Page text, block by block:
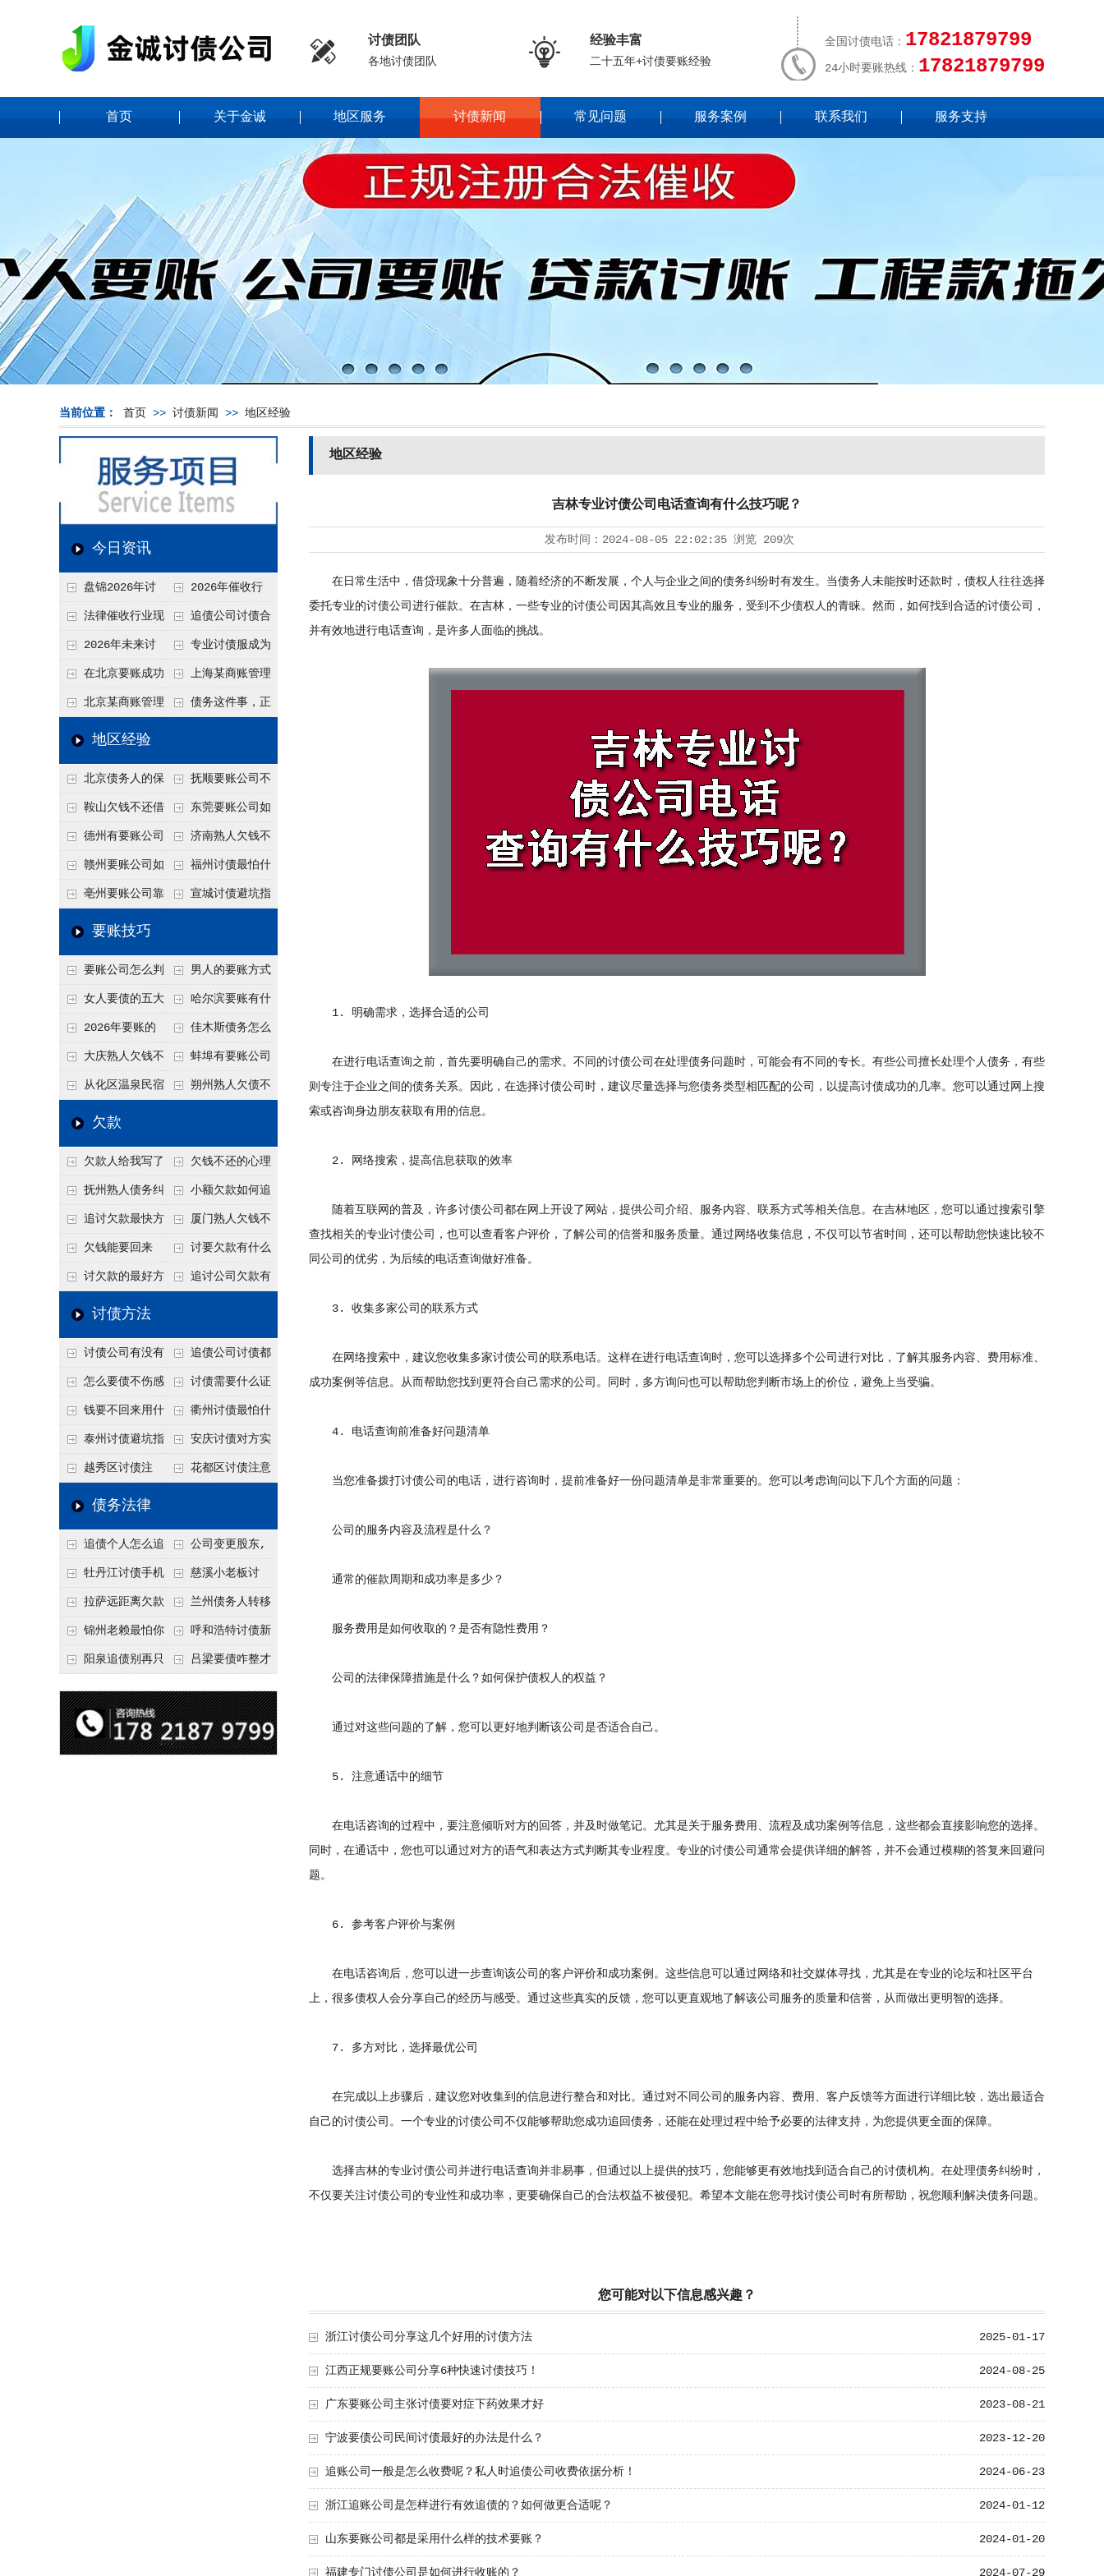
 讨债团队
各地讨债团队  经验丰富
二十五年+讨债要账经验
全国讨债电话： 17821879799
24小时要账热线： 17821879799
首页 关于金诚 地区服务 讨债新闻 常见问题 服务案例 联系我们 服务支持
当前位置： 首页 >> 讨债新闻 >> 地区经验
今日资讯
盘锦2026年讨
债新趋势
2026年催收行
业发展现状、竞争格
局及未来趋势分析
法律催收行业现
状、合规痛点与未来
发展趋势深度解析
追债公司讨债合
法方法总结
2026年未来讨
债要账公司发展趋势
专业讨债服成为
2026年的发展趋势
在北京要账成功
率高吗？未来追账公
司发展趋势引发行业
上海某商账管理
机构聚焦合规服务
北京某商账管理
服务机构持续提升合
力企业化解应收账款
难题
债务这件事，正
地区经验
北京债务人的保
证人能不能找？担保
人的连带责任怎么追
抚顺要账公司不
敢透漏的追回方法是
什么？
鞍山欠钱不还借
口太多？2026年这3
句反问话术，直接把
他后路堵死
东莞要账公司如
何有效要账讨债？20
26年合法追债经验总
结！
德州有要账公司
吗？如何合法讨债才
不沾风险？
济南熟人欠钱不
还？
赣州要账公司如
何有效讨债？合法追
债四步秘籍
福州讨债最怕什
么？2026年这两个关
亳州要账公司靠
谱吗？合法讨债四步
宣城讨债避坑指
回！
要账技巧
要账公司怎么判
断这个案子能不能
接？接案评估的标准
男人的要账方式
是什么呢？
女人要债的五大
绝招,轻松搞定
哈尔滨要账有什
么合法手段？2026年
最新追账方式总结！
2026年要账的
七个小方法
佳木斯债务怎么
追回呢？2026年成功
要账就用这2招
大庆熟人欠钱不
还躲猫猫？2026年这
个“诉前调解”成功率
蚌埠有要账公司
吗？2026年这3个方
从化区温泉民宿
老板借钱不还？2026
施压，立马主动结清
朔州熟人欠债不
死账变活
欠款
欠款人给我写了
还款计划书有用吗？
书面承诺的法律效力
欠钱不还的心理
是什么？读懂欠款人
的心态催收事半功倍
抚州熟人债务纠
纷咋办？这一招好开
口
小额欠款如何追
讨
追讨欠款最快方
法是什么？
厦门熟人欠钱不
还？2026年合法秘
籍！
欠钱能要回来
吗？
讨要欠款有什么
好办法
讨欠款的最好方 追讨公司欠款有
讨债方法
讨债公司有没有
行业协会？正规机构
的行业自律和认证
追债公司讨债都
有哪些手段
怎么要债不伤感
情？
讨债需要什么证
据
钱要不回来用什
么方法要回来
衢州讨债最怕什
么？2026年这两个关
键细节，做错就很难
泰州讨债避坑指
南：2026年这2个细
节不注意，钱很难要
安庆讨债对方实
在没钱咋办？
越秀区讨债注
意！没有借条只有微
把钱要回来
花都区讨债注意
节点”催收最有效
债务法律
追债个人怎么追
回呢？2026年最新绝
招选择！
公司变更股东,
变更前的债权债务谁
承担
牡丹江讨债手机
搞定：2026年线上立
案追债全流程，足不
出户
慈溪小老板讨
债，2026年这2个本
地行业协会出面，比
法院传票快
拉萨远距离欠款
对方在牧区联系不
上，2026年委托当地
兰州债务人转移
财产后申请破产，20
26年破产程序里还能
锦州老赖最怕你
懂这1条，2026
罪”详解，能判刑
呼和浩特讨债新
招：2026年用“律师
成本低见效快
阳泉追债别再只
类隐形财产（公积
金、保单）也能执行
吕梁要债咋整才
调解渠道，比找公司
强
地区经验
吉林专业讨债公司电话查询有什么技巧呢？
发布时间： 2024-08-05 22:02:35 浏览 209次
在日常生活中，借贷现象十分普遍，随着经济的不断发展，个人与企业之间的债务纠纷时有发生。当债务人未能按时还款时，债权人往往选择
委托专业的讨债公司 进行催款。在吉林，一些专业的讨债公司因其高效且专业的服务，受到不少债权人的青睐。然而，如何找到合适的讨债公司，
并有效地进行电话查询，是许多人面临的挑战。
1. 明确需求，选择合适的公司
在进行电话查询之前，首先要明确自己的需求。不同的讨债公司在处理债务问题时，可能会有不同的专长。有些公司擅长处理个人债务，有些
则专注于企业之间的债务关系。因此，在选择讨债公司时，建议尽量选择与您债务类型相匹配的公司，以提高讨债成功的几率。您可以通过网上搜
索或咨询身边朋友获取有用的信息。
2. 网络搜索，提高信息获取的效率
随着互联网的普及，许多讨债公司都在网上开设了网站，提供公司介绍、服务内容、联系方式等相关信息。在吉林地区，您可以通过搜索引擎
查找相关的专业讨债公司，也可以查看客户评价，了解公司的信誉和服务质量。通过网络收集信息，不仅可以节省时间，还可以帮助您快速比较不
同公司的优劣，为后续的电话查询做好准备。
3. 收集多家公司的联系方式
在网络搜索中，建议您收集多家讨债公司的联系电话。这样在进行电话查询时，您可以选择多个公司进行对比，了解其服务内容、费用标准、
成功案例等信息。从而帮助您找到更符合自己需求的公司。同时，多方询问也可以帮助您判断市场上的价位，避免上当受骗。
4. 电话查询前准备好问题清单
当您准备拨打讨债公司的电话，进行咨询时，提前准备好一份问题清单是非常重要的。您可以考虑询问以下几个方面的问题：
公司的服务内容及流程是什么？
通常的催款周期和成功率是多少？
服务费用是如何收取的？是否有隐性费用？
公司的法律保障措施是什么？如何保护债权人的权益？
通过对这些问题的了解，您可以更好地判断该公司是否适合自己。
5. 注意通话中的细节
在电话咨询的过程中，要注意倾听对方的回答，并及时做笔记。尤其是关于服务费用、流程及成功案例等信息，这些都会直接影响您的选择。
同时，在通话中，您也可以通过对方的语气和表达方式判断其专业程度。专业的讨债公司通常会提供详细的解答，并不会通过模糊的答复来回避问
题。
6. 参考客户评价与案例
在电话咨询后，您可以进一步查询该公司的客户评价和成功案例。这些信息可以通过网络和社交媒体寻找，尤其是在专业的论坛和社区平台
上，很多债权人会分享自己的经历与感受。通过这些真实的反馈，您可以更直观地了解该公司服务的质量和信誉，从而做出更明智的选择。
7. 多方对比，选择最优公司
在完成以上步骤后，建议您对收集到的信息进行整合和对比。通过对不同公司的服务内容、费用、客户反馈等方面进行详细比较，选出最适合
自己的讨债公司。一个专业的讨债公司不仅能够帮助您成功追回债务，还能在处理过程中给予必要的法律支持，为您提供更全面的保障。
选择吉林的专业讨债公司并进行电话查询并非易事，但通过以上提供的技巧，您能够更有效地找到适合自己的讨债机构。在处理债务纠纷时，
不仅要关注讨债公司的专业性和成功率，更要确保自己的合法权益不被侵犯。希望本文能在您寻找讨债公司时有所帮助，祝您顺利解决债务问题。
您可能对以下信息感兴趣？
2025-01-17
浙江讨债公司分享这几个好用的讨债方法
2024-08-25
江西正规要账公司分享6种快速讨债技巧！
2023-08-21
广东要账公司主张讨债要对症下药效果才好
2023-12-20
宁波要债公司民间讨债最好的办法是什么？
2024-06-23
追账公司一般是怎么收费呢？私人时追债公司收费依据分析！
2024-01-12
浙江追账公司是怎样进行有效追债的？如何做更合适呢？
2024-01-20
山东要账公司都是采用什么样的技术要账？
2024-07-29
福建专门讨债公司是如何进行收账的？